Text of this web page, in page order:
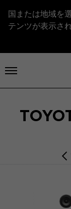
国または地域を
テンツが表示さ
メニューを開く